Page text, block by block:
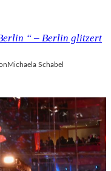
“ – Berlin glitzert
Michaela Schabel